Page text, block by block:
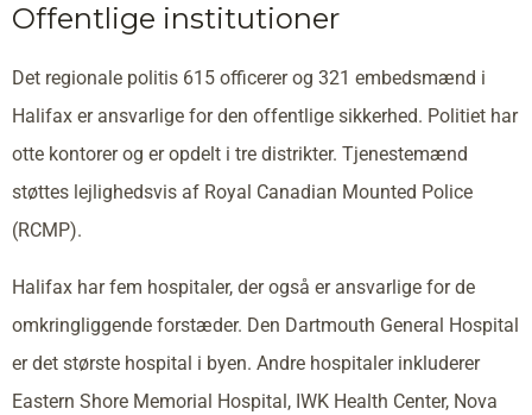
Offentlige institutioner
Det regionale politis 615 officerer og 321 embedsmænd i
Halifax er ansvarlige for den offentlige sikkerhed. Politiet har
otte kontorer og er opdelt i tre distrikter. Tjenestemænd
støttes lejlighedsvis af Royal Canadian Mounted Police
(RCMP).
Halifax har fem hospitaler, der også er ansvarlige for de
omkringliggende forstæder. Den Dartmouth General Hospital
er det største hospital i byen. Andre hospitaler inkluderer
Eastern Shore Memorial Hospital, IWK Health Center, Nova